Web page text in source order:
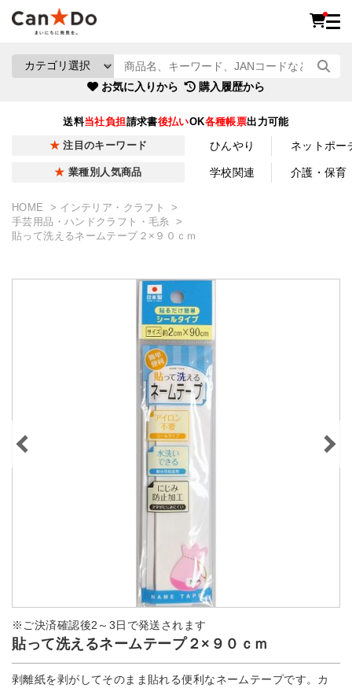
お気に入りから 購入履歴から
送料当社負担請求書後払いOK各種帳票出力可能
注目のキーワード ひんやり ネットポー
業種別人気商品 学校関連 介護・保育
HOME
インテリア・クラフト
手芸用品・ハンドクラフト・毛糸
貼って洗えるネームテープ２×９０ｃｍ
※ご決済確認後2～3日で発送されます
貼って洗えるネームテープ２×９０ｃｍ
剥離紙を剥がしてそのまま貼れる便利なネームテープです。カ